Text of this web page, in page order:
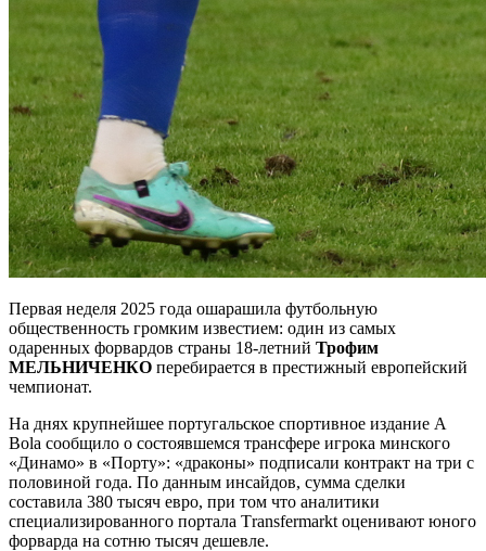
Первая неделя 2025 года ошарашила футбольную
общественность громким известием: один из самых
одаренных форвардов страны 18-летний Трофим
МЕЛЬНИЧЕНКО перебирается в престижный европейский
чемпионат.
На днях крупнейшее португальское спортивное издание A
Bola сообщило о состоявшемся трансфере игрока минского
«Динамо» в «Порту»: «драконы» подписали контракт на три с
половиной года. По данным инсайдов, сумма сделки
составила 380 тысяч евро, при том что аналитики
специализированного портала Тransfermarkt оценивают юного
форварда на сотню тысяч дешевле.